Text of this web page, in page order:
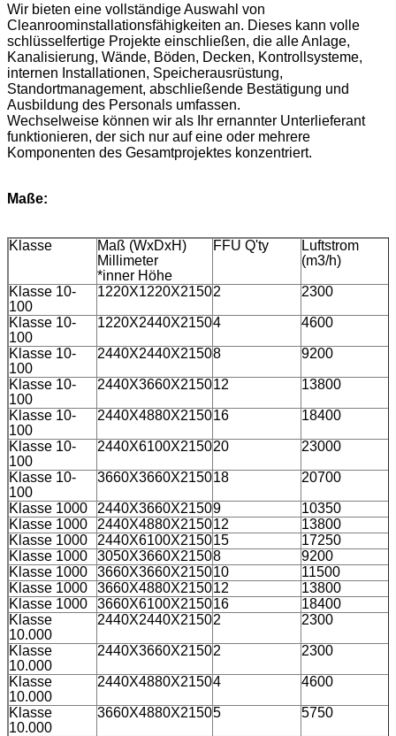
Wir bieten eine vollständige Auswahl von
Cleanroominstallationsfähigkeiten an. Dieses kann volle
schlüsselfertige Projekte einschließen, die alle Anlage,
Kanalisierung, Wände, Böden, Decken, Kontrollsysteme,
internen Installationen, Speicherausrüstung,
Standortmanagement, abschließende Bestätigung und
Ausbildung des Personals umfassen.
Wechselweise können wir als Ihr ernannter Unterlieferant
funktionieren, der sich nur auf eine oder mehrere
Komponenten des Gesamtprojektes konzentriert.
Maße:
Klasse
Maß (WxDxH)
Millimeter
*inner Höhe
FFU Q'ty
Luftstrom
(m3/h)
Klasse 10-
100
1220X1220X21502 2300
Klasse 10-
100
1220X2440X21504 4600
Klasse 10-
100
2440X2440X21508 9200
Klasse 10-
100
2440X3660X215012 13800
Klasse 10-
100
2440X4880X215016 18400
Klasse 10-
100
2440X6100X215020 23000
Klasse 10-
100
3660X3660X215018 20700
Klasse 1000 2440X3660X21509
10350
Klasse 1000
2440X4880X215012
13800
Klasse 1000
2440X6100X215015
17250
Klasse 1000
3050X3660X21508
9200
Klasse 1000
3660X3660X215010
11500
Klasse 1000
3660X4880X215012
13800
Klasse 1000
3660X6100X215016
18400
Klasse
10.000
2440X2440X21502 2300
Klasse
10.000
2440X3660X21502 2300
Klasse
10.000
2440X4880X21504 4600
Klasse
10.000
3660X4880X21505 5750